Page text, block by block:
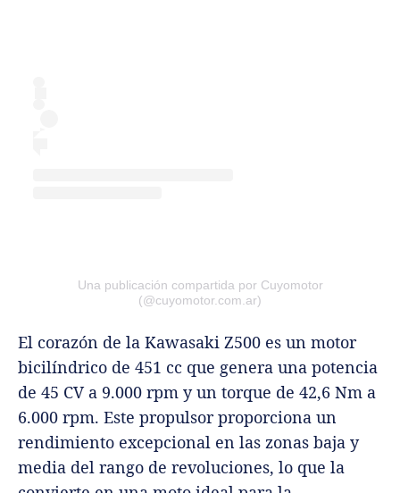
Una publicación compartida por Cuyomotor
(@cuyomotor.com.ar)
El corazón de la Kawasaki Z500 es un motor
bicilíndrico de 451 cc que genera una potencia
de 45 CV a 9.000 rpm y un torque de 42,6 Nm a
6.000 rpm. Este propulsor proporciona un
rendimiento excepcional en las zonas baja y
media del rango de revoluciones, lo que la